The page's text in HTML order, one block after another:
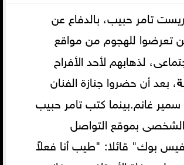
تامر حبيب، بالدفاع عن
تعرضوا للهجوم من مواقع
لذهابهم لأحد الأفراح
، بعد أن حضروا جنازة الفنان
سمير غانم.بينما كتب تامر حبيب
بموقع التواصل
بوك" قائلا: "طيب أنا فعلاً